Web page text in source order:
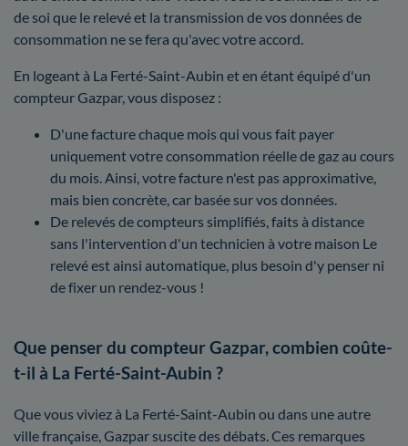
de soi que le relevé et la transmission de vos données de
consommation ne se fera qu'avec votre accord.
En logeant à La Ferté-Saint-Aubin et en étant équipé d'un
compteur Gazpar, vous disposez :
D'une facture chaque mois qui vous fait payer
uniquement votre consommation réelle de gaz au cours
du mois. Ainsi, votre facture n'est pas approximative,
mais bien concrète, car basée sur vos données.
De relevés de compteurs simplifiés, faits à distance
sans l'intervention d'un technicien à votre maison Le
relevé est ainsi automatique, plus besoin d'y penser ni
de fixer un rendez-vous !
Que penser du compteur Gazpar, combien coûte-
t-il à La Ferté-Saint-Aubin ?
Que vous viviez à La Ferté-Saint-Aubin ou dans une autre
ville française, Gazpar suscite des débats. Ces remarques